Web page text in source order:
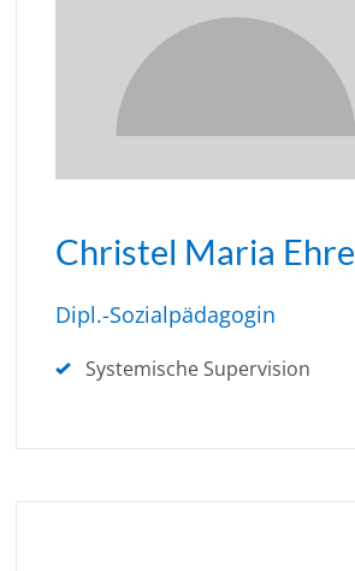
Christel Maria Ehre
Dipl.-Sozialpädagogin
Systemische Supervision